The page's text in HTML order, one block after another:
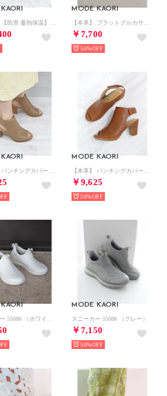
MODE KAORI
￥7,700
50%
MODE KAORI
￥9,625
50%
MODE KAORI
スニーカー 55086 （グレー）
￥7,150
50%